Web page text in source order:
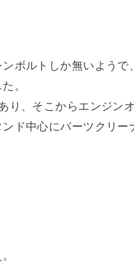
ボルトしか無いようで、
。
、そこからエンジン
ド中心にパーツクリー